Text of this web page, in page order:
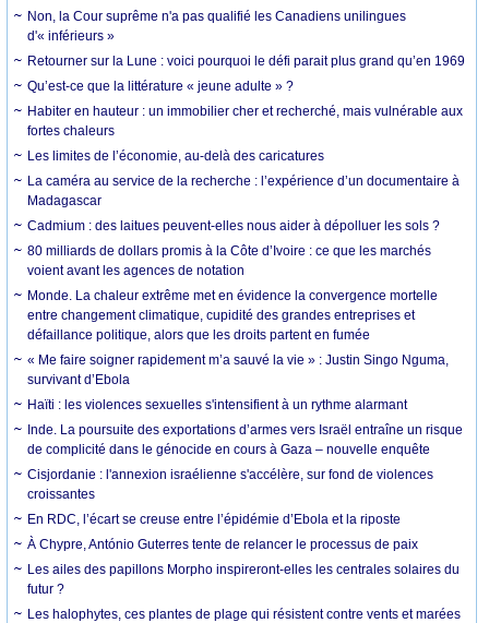
Non, la Cour suprême n'a pas qualifié les Canadiens unilingues
d'« inférieurs »
Retourner sur la Lune : voici pourquoi le défi parait plus grand qu’en 1969
Qu’est-ce que la littérature « jeune adulte » ?
Habiter en hauteur : un immobilier cher et recherché, mais vulnérable aux
fortes chaleurs
Les limites de l’économie, au-delà des caricatures
La caméra au service de la recherche : l’expérience d’un documentaire à
Madagascar
Cadmium : des laitues peuvent-elles nous aider à dépolluer les sols ?
80 milliards de dollars promis à la Côte d’Ivoire : ce que les marchés
voient avant les agences de notation
Monde. La chaleur extrême met en évidence la convergence mortelle
entre changement climatique, cupidité des grandes entreprises et
défaillance politique, alors que les droits partent en fumée
« Me faire soigner rapidement m’a sauvé la vie » : Justin Singo Nguma,
survivant d’Ebola
Haïti : les violences sexuelles s'intensifient à un rythme alarmant
Inde. La poursuite des exportations d’armes vers Israël entraîne un risque
de complicité dans le génocide en cours à Gaza – nouvelle enquête
Cisjordanie : l'annexion israélienne s'accélère, sur fond de violences
croissantes
En RDC, l’écart se creuse entre l’épidémie d’Ebola et la riposte
À Chypre, António Guterres tente de relancer le processus de paix
Les ailes des papillons Morpho inspireront-elles les centrales solaires du
futur ?
Les halophytes, ces plantes de plage qui résistent contre vents et marées